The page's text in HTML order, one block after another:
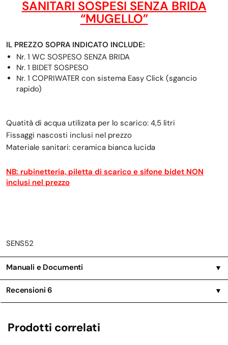
SANITARI SOSPESI SENZA BRIDA
“MUGELLO”
IL PREZZO SOPRA INDICATO INCLUDE:
Nr. 1 WC SOSPESO SENZA BRIDA
Nr. 1 BIDET SOSPESO
Nr. 1 COPRIWATER con sistema Easy Click (sgancio
rapido)
Quatità di acqua utilizata per lo scarico: 4,5 litri
Fissaggi nascosti inclusi nel prezzo
Materiale sanitari: ceramica bianca lucida
NB: rubinetteria, piletta di scarico e sifone bidet NON
inclusi nel prezzo
SENS52
Manuali e Documenti ▼
Recensioni6 ▼
Prodotti correlati